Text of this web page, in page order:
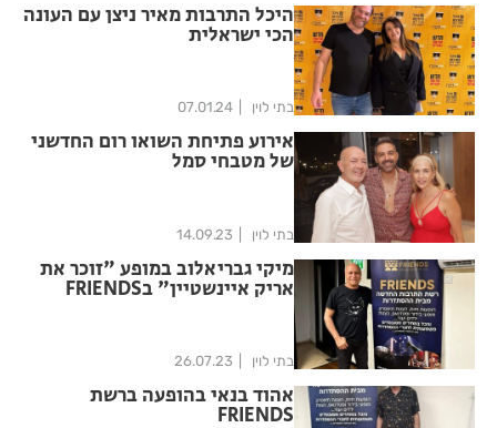
היכל התרבות מאיר ניצן עם העונה
הכי ישראלית
בתי לוין 07.01.24
אירוע פתיחת השואו רום החדשני
של מטבחי סמל
בתי לוין 14.09.23
מיקי גבריאלוב במופע "זוכר את
אריק איינשטיין" בFRIENDS
בתי לוין 26.07.23
אהוד בנאי בהופעה ברשת
FRIENDS